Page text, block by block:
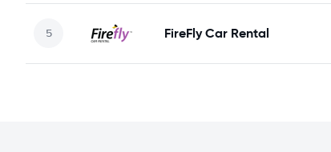
FireFly Car Rental